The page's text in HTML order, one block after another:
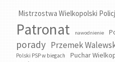
Mistrzostwa Wielkopolski
Patronat
nawodnienie
porady Przemek
Polski PSP w biegach
Puchar